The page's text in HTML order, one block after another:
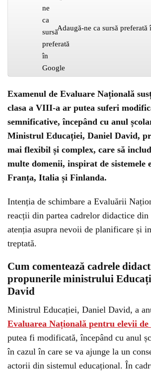
Adaugă-ne ca sursă preferată
Examenul de Evaluare Națională
clasa a VIII-a ar putea suferi
semnificative, începând cu anul
Ministrul Educației, Daniel David,
mai flexibil și complex, care să
multe domenii, inspirat de sistemele
Franța, Italia și Finlanda.
Intenția de schimbare a Evaluării
reacții din partea cadrelor didactice din
atenția asupra nevoii de planificare și
treptată.
Cum comentează cadrele
propunerile ministrului
David
Ministrul Educației, Daniel David, a
Evaluarea Națională pentru elevii
putea fi modificată, începând cu anul
în cazul în care se va ajunge la un
actorii din sistemul educațional. În